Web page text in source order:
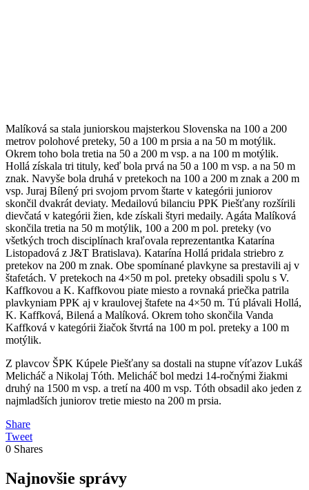
Malíková sa stala juniorskou majsterkou Slovenska na 100 a 200
metrov polohové preteky, 50 a 100 m prsia a na 50 m motýlik.
Okrem toho bola tretia na 50 a 200 m vsp. a na 100 m motýlik.
Hollá získala tri tituly, keď bola prvá na 50 a 100 m vsp. a na 50 m
znak. Navyše bola druhá v pretekoch na 100 a 200 m znak a 200 m
vsp. Juraj Bílený pri svojom prvom štarte v kategórii juniorov
skončil dvakrát deviaty. Medailovú bilanciu PPK Piešťany rozšírili
dievčatá v kategórii žien, kde získali štyri medaily. Agáta Malíková
skončila tretia na 50 m motýlik, 100 a 200 m pol. preteky (vo
všetkých troch disciplínach kraľovala reprezentantka Katarína
Listopadová z J&T Bratislava). Katarína Hollá pridala striebro z
pretekov na 200 m znak. Obe spomínané plavkyne sa prestavili aj v
štafetách. V pretekoch na 4×50 m pol. preteky obsadili spolu s V.
Kaffkovou a K. Kaffkovou piate miesto a rovnaká priečka patrila
plavkyniam PPK aj v kraulovej štafete na 4×50 m. Tú plávali Hollá,
K. Kaffková, Bilená a Malíková. Okrem toho skončila Vanda
Kaffková v kategórii žiačok štvrtá na 100 m pol. preteky a 100 m
motýlik.
Z plavcov ŠPK Kúpele Piešťany sa dostali na stupne víťazov Lukáš
Melicháč a Nikolaj Tóth. Melicháč bol medzi 14-ročnými žiakmi
druhý na 1500 m vsp. a tretí na 400 m vsp. Tóth obsadil ako jeden z
najmladších juniorov tretie miesto na 200 m prsia.
Share
Tweet
0 Shares
Najnovšie správy